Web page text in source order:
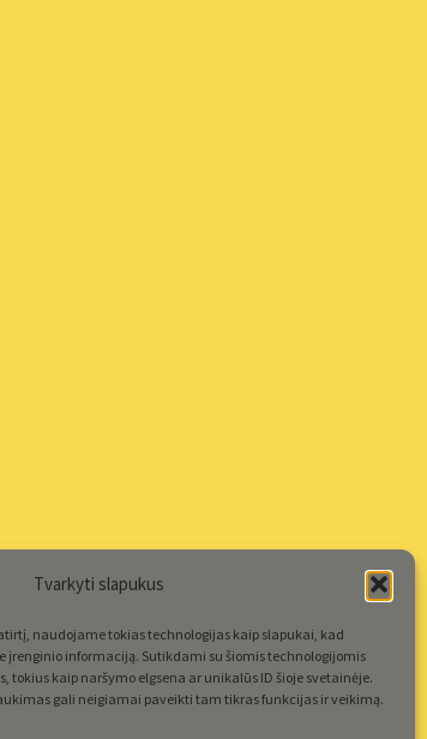
Tvarkyti slapukus
naudojame tokias technologijas kaip slapukai, kad
įrenginio informaciją. Sutikdami su šiomis technologijomis
tokius kaip naršymo elgsena ar unikalūs ID šioje svetainėje.
gali neigiamai paveikti tam tikras funkcijas ir veikimą.